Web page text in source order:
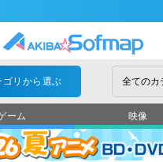
ゴリから選ぶ
ーム 映像